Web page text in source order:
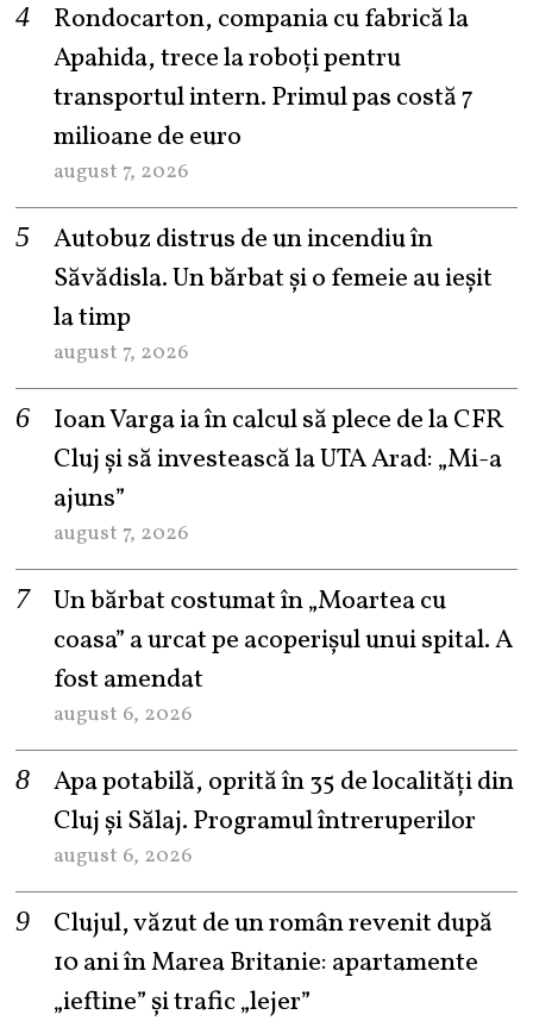
Rondocarton, compania cu fabrică la
Apahida, trece la roboți pentru
transportul intern. Primul pas costă 7
milioane de euro
august 7, 2026
Autobuz distrus de un incendiu în
Săvădisla. Un bărbat și o femeie au ieșit
la timp
august 7, 2026
Ioan Varga ia în calcul să plece de la CFR
Cluj și să investească la UTA Arad: „Mi-a
ajuns”
august 7, 2026
Un bărbat costumat în „Moartea cu
coasa” a urcat pe acoperișul unui spital. A
fost amendat
august 6, 2026
Apa potabilă, oprită în 35 de localități din
Cluj și Sălaj. Programul întreruperilor
august 6, 2026
Clujul, văzut de un român revenit după
10 ani în Marea Britanie: apartamente
„ieftine” și trafic „lejer”